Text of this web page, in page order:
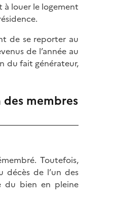
à louer le logement
de se reporter au
de l’année au
du fait générateur,
des membres
Toutefois,
de l’un des
du bien en pleine